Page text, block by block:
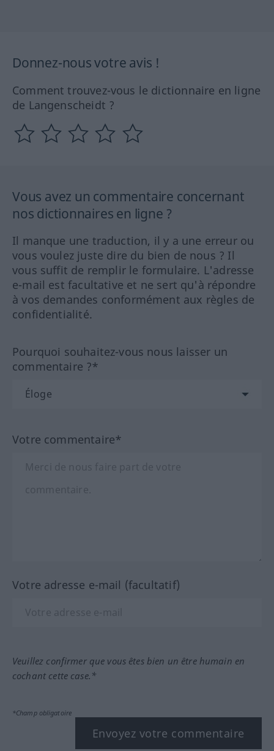
Donnez-nous votre avis !
Comment trouvez-vous le dictionnaire en ligne
de Langenscheidt ?
Vous avez un commentaire concernant
nos dictionnaires en ligne ?
Il manque une traduction, il y a une erreur ou
vous voulez juste dire du bien de nous ? Il
vous suffit de remplir le formulaire. L'adresse
e-mail est facultative et ne sert qu'à répondre
à vos demandes conformément aux règles de
confidentialité.
Pourquoi souhaitez-vous nous laisser un
commentaire ?*
Votre commentaire*
Votre adresse e-mail (facultatif)
Veuillez confirmer que vous êtes bien un être humain en
cochant cette case.*
*Champ obligatoire
Envoyez votre commentaire